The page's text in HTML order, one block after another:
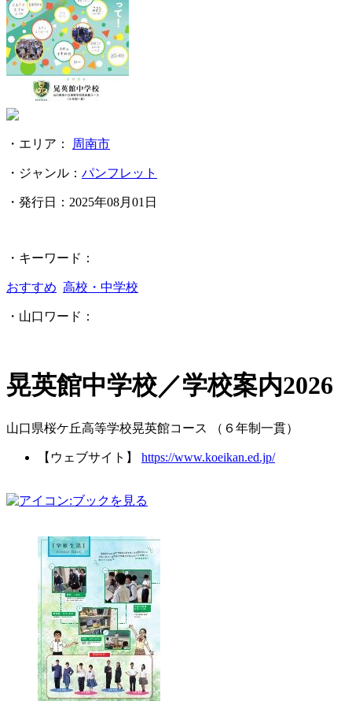
・エリア： 周南市
・ジャンル： パンフレット
・発行日： 2025年08月01日
・キーワード：
おすすめ 高校・中学校
・山口ワード：
晃英館中学校／学校案内2026
山口県桜ケ丘高等学校晃英館コース （６年制一貫）
【ウェブサイト】 https://www.koeikan.ed.jp/